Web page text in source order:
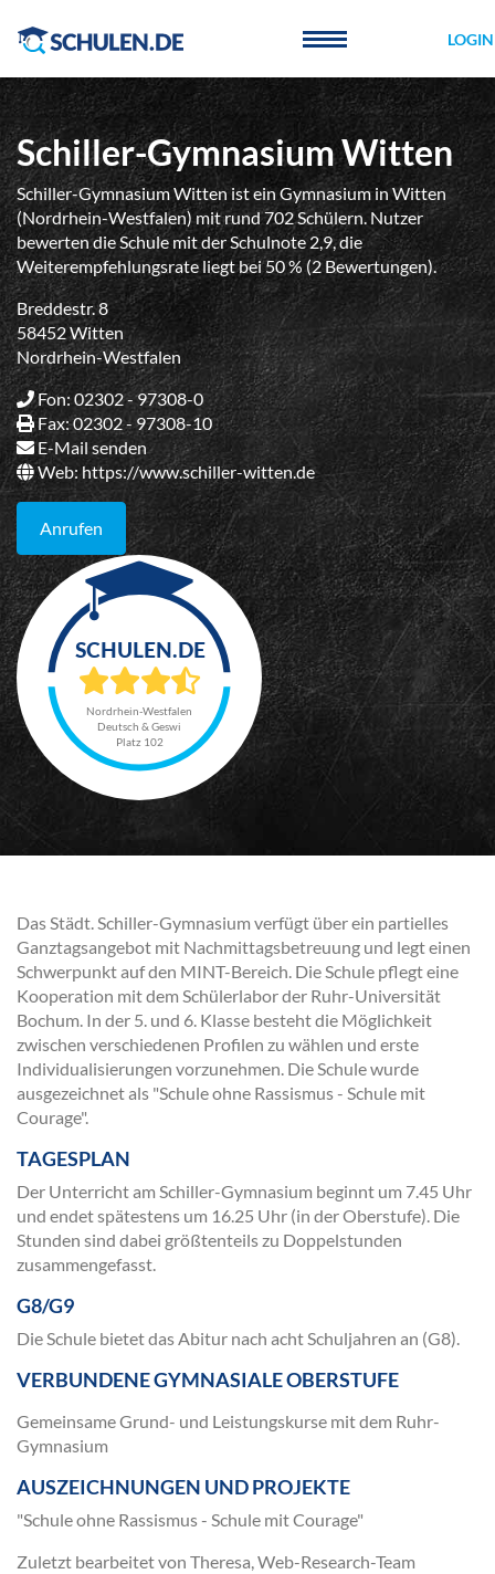
LOGIN
Schiller-Gymnasium Witten
Schiller-Gymnasium Witten ist ein Gymnasium in Witten
(Nordrhein-Westfalen) mit rund 702 Schülern. Nutzer
bewerten die Schule mit der Schulnote 2,9, die
Weiterempfehlungsrate liegt bei 50 % (2 Bewertungen).
Breddestr. 8
58452 Witten
Nordrhein-Westfalen
Fon: 02302 - 97308-0
Fax: 02302 - 97308-10
E-Mail senden
Web: https://www.schiller-witten.de
Anrufen
Nordrhein-Westfalen
Deutsch & Geswi
Platz 102
Das Städt. Schiller-Gymnasium verfügt über ein partielles
Ganztagsangebot mit Nachmittagsbetreuung und legt einen
Schwerpunkt auf den MINT-Bereich. Die Schule pflegt eine
Kooperation mit dem Schülerlabor der Ruhr-Universität
Bochum. In der 5. und 6. Klasse besteht die Möglichkeit
zwischen verschiedenen Profilen zu wählen und erste
Individualisierungen vorzunehmen. Die Schule wurde
ausgezeichnet als "Schule ohne Rassismus - Schule mit
Courage".
TAGESPLAN
Der Unterricht am Schiller-Gymnasium beginnt um 7.45 Uhr
und endet spätestens um 16.25 Uhr (in der Oberstufe). Die
Stunden sind dabei größtenteils zu Doppelstunden
zusammengefasst.
G8/G9
Die Schule bietet das Abitur nach acht Schuljahren an (G8).
VERBUNDENE GYMNASIALE OBERSTUFE
Gemeinsame Grund- und Leistungskurse mit dem Ruhr-
Gymnasium
AUSZEICHNUNGEN UND PROJEKTE
"Schule ohne Rassismus - Schule mit Courage"
Zuletzt bearbeitet von Theresa, Web-Research-Team